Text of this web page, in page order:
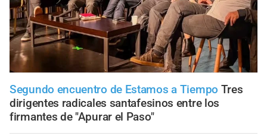
Segundo encuentro de Estamos a Tiempo Tres
dirigentes radicales santafesinos entre los
firmantes de "Apurar el Paso"